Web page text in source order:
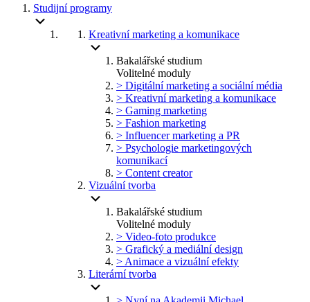
Studijní programy
Kreativní marketing a komunikace
Bakalářské studium
Volitelné moduly
> Digitální marketing a sociální média
> Kreativní marketing a komunikace
> Gaming marketing
> Fashion marketing
> Influencer marketing a PR
> Psychologie marketingových
komunikací
> Content creator
Vizuální tvorba
Bakalářské studium
Volitelné moduly
> Video-foto produkce
> Grafický a mediální design
> Animace a vizuální efekty
Literární tvorba